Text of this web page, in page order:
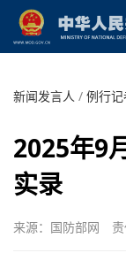
新闻发言人 / 例行
2025年9
实录
来源：国防部网